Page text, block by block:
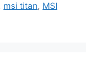
, msi titan, MSI